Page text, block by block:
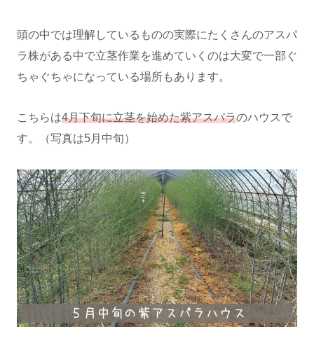
頭の中では理解しているものの実際にたくさんのアスパ
ラ株がある中で立茎作業を進めていくのは大変で一部ぐ
ちゃぐちゃになっている場所もあります。
こちらは4月下旬に立茎を始めた紫アスパラのハウスで
す。（写真は5月中旬）